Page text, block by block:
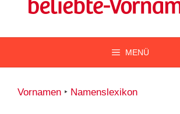
MENÜ
Vornamen ‣ Namenslexikon